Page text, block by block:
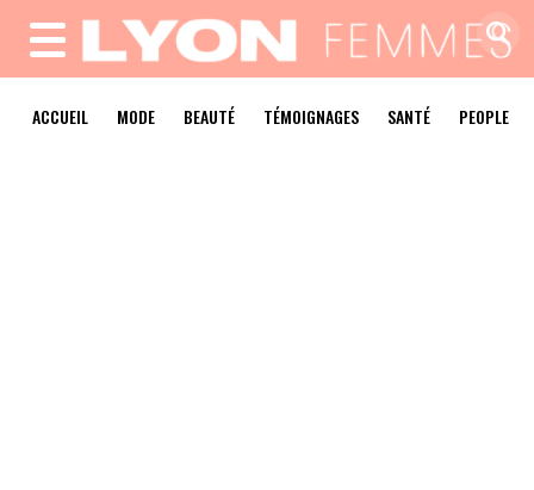
MENU
ACCUEIL MODE BEAUTÉ TÉMOIGNAGES SANTÉ PEOPLE